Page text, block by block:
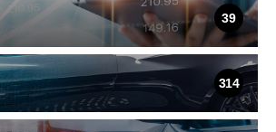
39
314